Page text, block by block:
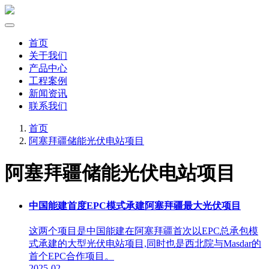
首页
关于我们
产品中心
工程案例
新闻资讯
联系我们
首页
阿塞拜疆储能光伏电站项目
阿塞拜疆储能光伏电站项目
中国能建首度EPC模式承建阿塞拜疆最大光伏项目
这两个项目是中国能建在阿塞拜疆首次以EPC总承包模
式承建的大型光伏电站项目,同时也是西北院与Masdar的
首个EPC合作项目。